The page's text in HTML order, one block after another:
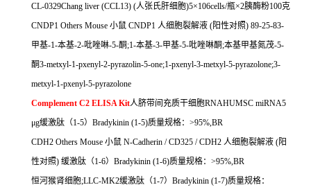
CL-0329Chang liver (CCL13) (人张氏肝细胞)5×106cells/瓶×2胰酶粉100克
CNDP1 Others Mouse 小鼠 CNDP1 人细胞裂解液 (阳性对照) 89-25-83-
甲基-1-本基-2-吡唑啉-5-酮 ;1-本基-3-甲基-5-吡唑啉酮 ;本基甲基氮茂-5-
酮3-metxyl-1-pxenyl-2-pyrazolin-5-one;1-pxenyl-3-metxyl-5-pyrazolone;3-
metxyl-1-pxenyl-5-pyrazolone
Complement C2 ELISA Kit人脐带间充质干细胞RNAHUMSC miRNA5
μg缓激肽（1-5） Bradykinin (1-5)质量规格： >95%,BR
CDH2 Others Mouse 小鼠 N-Cadherin / CD325 / CDH2 人细胞裂解液 (阳
性对照) 缓激肽（1-6） Bradykinin (1-6)质量规格： >95%,BR
恒河猴肾细胞;LLC-MK2缓激肽（1-7） Bradykinin (1-7)质量规格：